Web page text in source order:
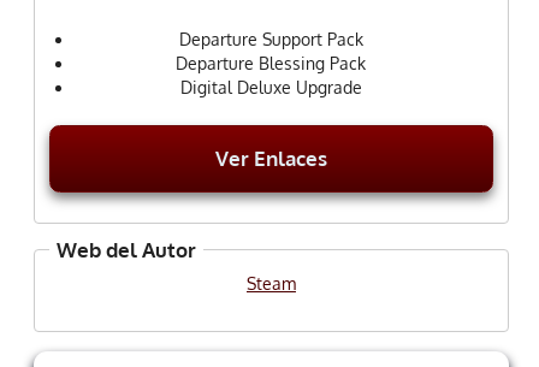
Departure Support Pack
Departure Blessing Pack
Digital Deluxe Upgrade
Ver Enlaces
Web del Autor
Steam